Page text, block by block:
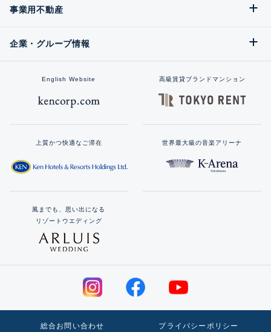
事業用不動産
企業・グループ情報
English Website 高級賃貸ブランドマンション
上質かつ快適なご滞在 世界最大級の音楽アリーナ
風までも、思い出になる
リゾートウエディング
総合お問い合わせ プライバシーポリシー